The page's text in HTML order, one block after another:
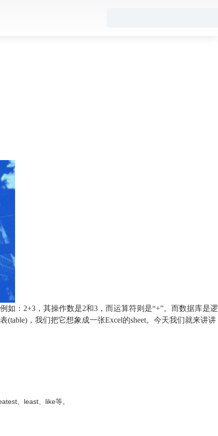
：2+3，其操作数是2和3，而运算符则是“+”。而数据库是逻
，我们把它想象成一张Excel的sheet。今天我们就来讲讲
、least、like等。